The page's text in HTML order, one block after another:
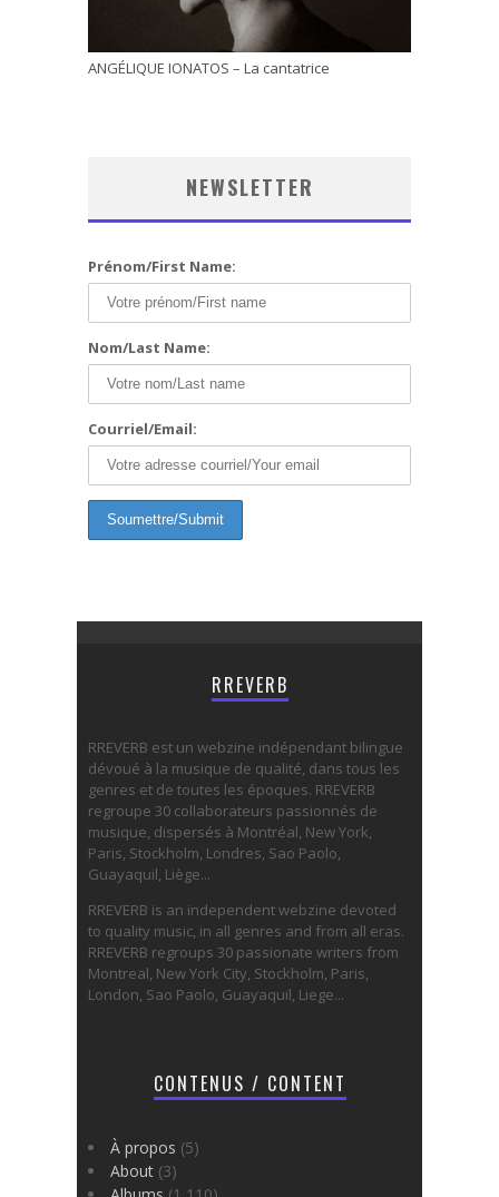
ANGÉLIQUE IONATOS – La cantatrice
NEWSLETTER
Prénom/First Name:
Nom/Last Name:
Courriel/Email:
RREVERB
RREVERB est un webzine indépendant bilingue
dévoué à la musique de qualité, dans tous les
genres et de toutes les époques. RREVERB
regroupe 30 collaborateurs passionnés de
musique, dispersés à Montréal, New York,
Paris, Stockholm, Londres, Sao Paolo,
Guayaquil, Liège...
RREVERB is an independent webzine devoted
to quality music, in all genres and from all eras.
RREVERB regroups 30 passionate writers from
Montreal, New York City, Stockholm, Paris,
London, Sao Paolo, Guayaquil, Liege...
CONTENUS / CONTENT
À propos (5)
About (3)